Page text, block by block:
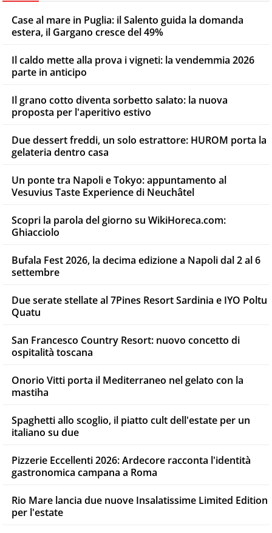
Case al mare in Puglia: il Salento guida la domanda
estera, il Gargano cresce del 49%
Il caldo mette alla prova i vigneti: la vendemmia 2026
parte in anticipo
Il grano cotto diventa sorbetto salato: la nuova
proposta per l'aperitivo estivo
Due dessert freddi, un solo estrattore: HUROM porta la
gelateria dentro casa
Un ponte tra Napoli e Tokyo: appuntamento al
Vesuvius Taste Experience di Neuchâtel
Scopri la parola del giorno su WikiHoreca.com:
Ghiacciolo
Bufala Fest 2026, la decima edizione a Napoli dal 2 al 6
settembre
Due serate stellate al 7Pines Resort Sardinia e IYO Poltu
Quatu
San Francesco Country Resort: nuovo concetto di
ospitalità toscana
Onorio Vitti porta il Mediterraneo nel gelato con la
mastiha
Spaghetti allo scoglio, il piatto cult dell'estate per un
italiano su due
Pizzerie Eccellenti 2026: Ardecore racconta l'identità
gastronomica campana a Roma
Rio Mare lancia due nuove Insalatissime Limited Edition
per l'estate